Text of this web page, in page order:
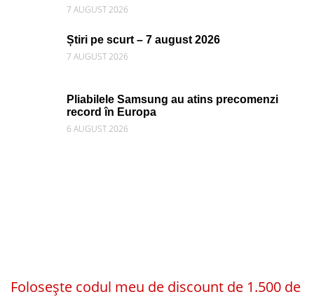
7 AUGUST 2026
Știri pe scurt – 7 august 2026
7 AUGUST 2026
Pliabilele Samsung au atins precomenzi
record în Europa
6 AUGUST 2026
Folosește codul meu de discount de 1.500 de